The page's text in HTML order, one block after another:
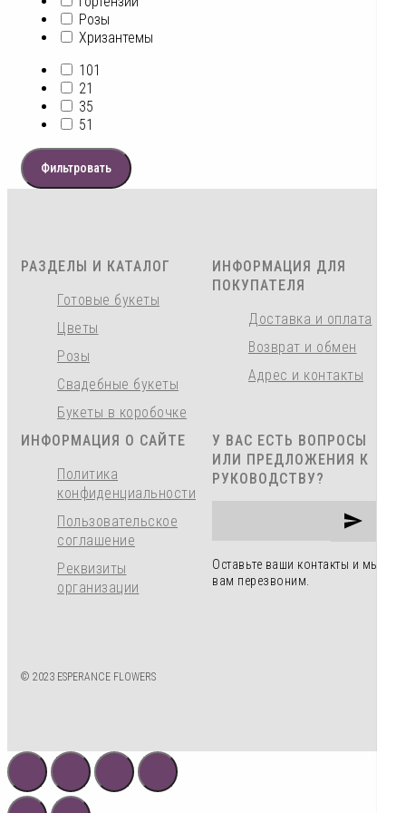
Розы
Хризантемы
101
21
35
51
Фильтровать
РАЗДЕЛЫ И КАТАЛОГ
Готовые букеты
Цветы
Розы
Свадебные букеты
Букеты в коробочке
ИНФОРМАЦИЯ ДЛЯ
ПОКУПАТЕЛЯ
Доставка и оплата
Возврат и обмен
Адрес и контакты
ИНФОРМАЦИЯ О САЙТЕ
Политика
конфиденциальности
Пользовательское
соглашение
Реквизиты
организации
У ВАС ЕСТЬ ВОПРОСЫ
ИЛИ ПРЕДЛОЖЕНИЯ К
РУКОВОДСТВУ?
Оставьте ваши контакты и мы
вам перезвоним.
© 2023 ESPERANCE FLOWERS